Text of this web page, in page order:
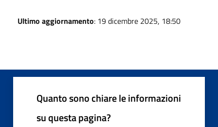
Ultimo aggiornamento: 19 dicembre 2025, 18:50
Quanto sono chiare le informazioni
su questa pagina?